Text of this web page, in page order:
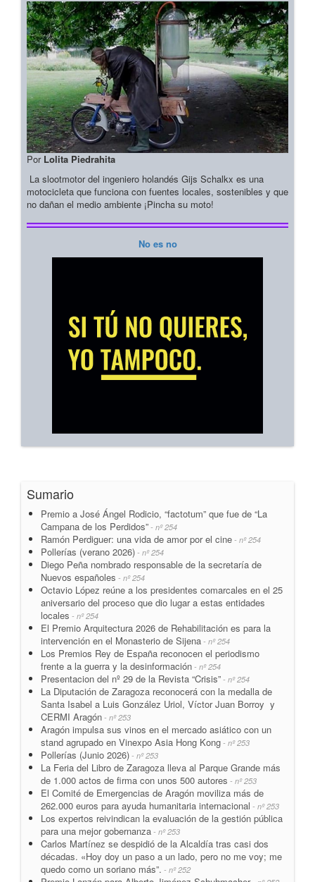
Por Lolita Piedrahita
La slootmotor del ingeniero holandés Gijs Schalkx es una
motocicleta que funciona con fuentes locales, sostenibles y que
no dañan el medio ambiente ¡Pincha su moto!
No es no
Sumario
Premio a José Ángel Rodicio, “factotum” que fue de “La
Campana de los Perdidos” - nº 254
Ramón Perdiguer: una vida de amor por el cine - nº 254
Pollerías (verano 2026) - nº 254
Diego Peña nombrado responsable de la secretaría de
Nuevos españoles - nº 254
Octavio López reúne a los presidentes comarcales en el 25
aniversario del proceso que dio lugar a estas entidades
locales - nº 254
El Premio Arquitectura 2026 de Rehabilitación es para la
intervención en el Monasterio de Sijena - nº 254
Los Premios Rey de España reconocen el periodismo
frente a la guerra y la desinformación - nº 254
Presentacion del nº 29 de la Revista “Crisis” - nº 254
La Diputación de Zaragoza reconocerá con la medalla de
Santa Isabel a Luis González Uriol, Víctor Juan Borroy y
CERMI Aragón - nº 253
Aragón impulsa sus vinos en el mercado asiático con un
stand agrupado en Vinexpo Asia Hong Kong - nº 253
Pollerías (Junio 2026) - nº 253
La Feria del Libro de Zaragoza lleva al Parque Grande más
de 1.000 actos de firma con unos 500 autores - nº 253
El Comité de Emergencias de Aragón moviliza más de
262.000 euros para ayuda humanitaria internacional - nº 253
Los expertos reivindican la evaluación de la gestión pública
para una mejor gobernanza - nº 253
Carlos Martínez se despidió de la Alcaldía tras casi dos
décadas. «Hoy doy un paso a un lado, pero no me voy; me
quedo como un soriano más”. - nº 252